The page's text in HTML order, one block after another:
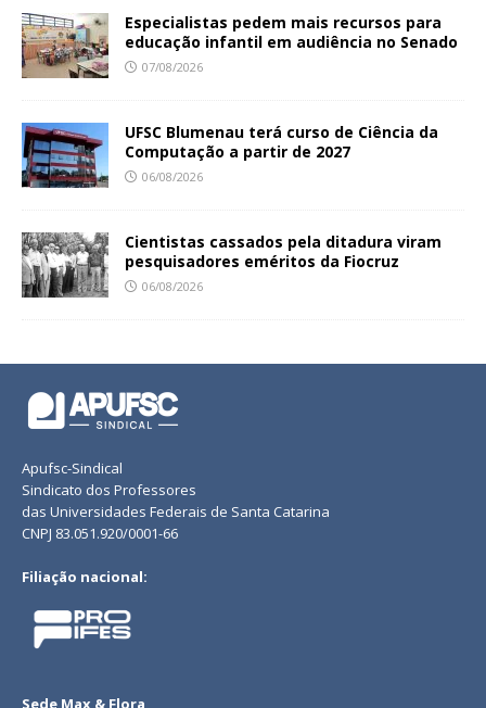
Especialistas pedem mais recursos para
educação infantil em audiência no Senado
07/08/2026
UFSC Blumenau terá curso de Ciência da
Computação a partir de 2027
06/08/2026
Cientistas cassados pela ditadura viram
pesquisadores eméritos da Fiocruz
06/08/2026
Apufsc-Sindical
Sindicato dos Professores
das Universidades Federais de Santa Catarina
CNPJ 83.051.920/0001-66
Filiação nacional:
Sede Max & Flora